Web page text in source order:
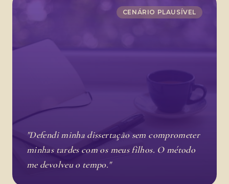
CENÁRIO PLAUSÍVEL
"Defendi minha dissertação sem comprometer
minhas tardes com os meus filhos. O método
me devolveu o tempo."